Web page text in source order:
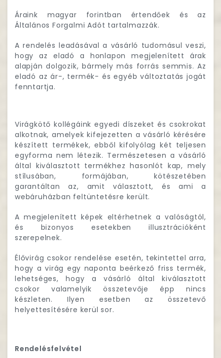
Áraink magyar forintban értendőek és az
Általános Forgalmi Adót tartalmazzák.
A rendelés leadásával a vásárló tudomásul veszi,
hogy az eladó a honlapon megjelenített árak
alapján dolgozik, bármely más forrás semmis. Az
eladó az ár-, termék- és egyéb változtatás jogát
fenntartja.
Virágkötő kollégáink egyedi díszeket és csokrokat
alkotnak, amelyek kifejezetten a vásárló kérésére
készített termékek, ebből kifolyólag két teljesen
egyforma nem létezik. Természetesen a vásárló
által kiválasztott termékhez hasonlót kap, mely
stílusában, formájában, kötészetében
garantáltan az, amit választott, és ami a
webáruházban feltüntetésre került.
A megjelenített képek eltérhetnek a valóságtól,
és bizonyos esetekben illusztrációként
szerepelnek.
Élővirág csokor rendelése esetén, tekintettel arra,
hogy a virág egy naponta beérkező friss termék,
lehetséges, hogy a vásárló által kiválasztott
csokor valamelyik összetevője épp nincs
készleten. Ilyen esetben az összetevő
helyettesítésére kerül sor.
Rendelésfelvétel